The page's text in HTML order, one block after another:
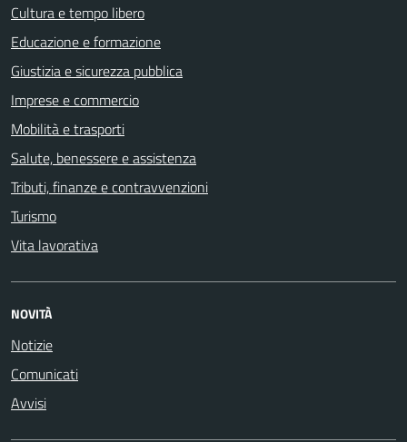
Cultura e tempo libero
Educazione e formazione
Giustizia e sicurezza pubblica
Imprese e commercio
Mobilità e trasporti
Salute, benessere e assistenza
Tributi, finanze e contravvenzioni
Turismo
Vita lavorativa
NOVITÀ
Notizie
Comunicati
Avvisi